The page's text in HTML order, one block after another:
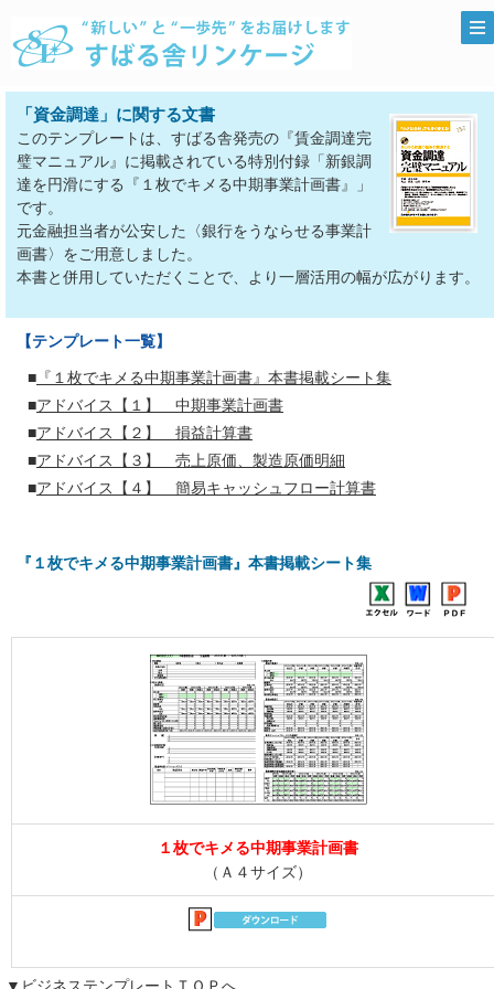
「資金調達」に関する文書
このテンプレートは、すばる舎発売の『賃金調達完
璧マニュアル』に掲載されている特別付録「新銀調
達を円滑にする『１枚でキメる中期事業計画書』」
です。
元金融担当者が公安した〈銀行をうならせる事業計
画書〉をご用意しました。
本書と併用していただくことで、より一層活用の幅が広がります。
【テンプレート一覧】
■ 『１枚でキメる中期事業計画書』本書掲載シート集
■アドバイス【１】 中期事業計画書
■アドバイス【２】 損益計算書
■アドバイス【３】 売上原価、製造原価明細
■アドバイス【４】 簡易キャッシュフロー計算書
『１枚でキメる中期事業計画書』本書掲載シート集
１枚でキメる中期事業計画書
（Ａ４サイズ）